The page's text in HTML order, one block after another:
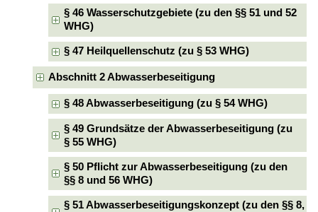
§ 46 Wasserschutzgebiete (zu den §§ 51 und 52
WHG)
§ 47 Heilquellenschutz (zu § 53 WHG)
Abschnitt 2 Abwasserbeseitigung
§ 48 Abwasserbeseitigung (zu § 54 WHG)
§ 49 Grundsätze der Abwasserbeseitigung (zu
§ 55 WHG)
§ 50 Pflicht zur Abwasserbeseitigung (zu den
§§ 8 und 56 WHG)
§ 51 Abwasserbeseitigungskonzept (zu den §§ 8,